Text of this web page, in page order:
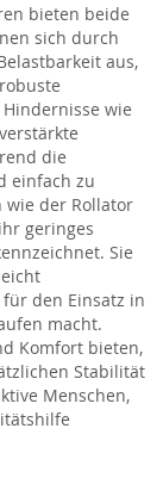
bieten beide
sich durch
aus,
wie
die
einfach zu
wie der Rollator
geringes
Sie
den Einsatz in
macht.
Komfort bieten,
Stabilität
Menschen,